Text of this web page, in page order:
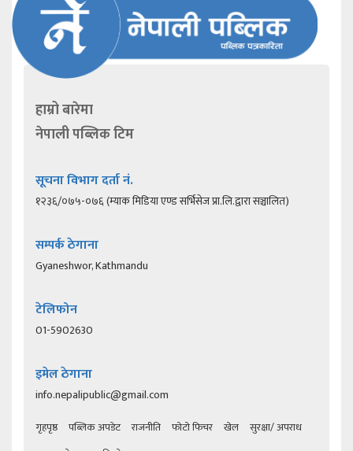
हाम्रो बारेमा
नेपाली पब्लिक टिम
सूचना विभाग दर्ता नं.
१२३६/०७५-०७६ (म्याक मिडिया एण्ड सर्भिसेज प्रा.लि.द्वारा सञ्चालित)
सम्पर्क ठेगाना
Gyaneshwor, Kathmandu
टेलिफोन
01-5902630
इमेल ठेगाना
info.nepalipublic@gmail.com
गृहपृष्ठ पब्लिक अपडेट राजनीति फोटो फिचर खेल
सुरक्षा/ अपराध